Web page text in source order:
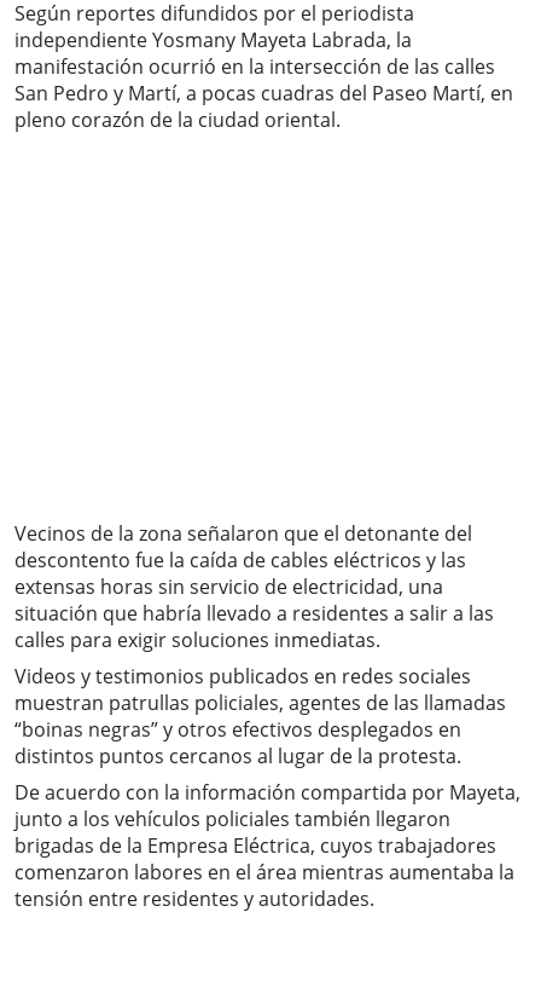
Según reportes difundidos por el periodista
independiente Yosmany Mayeta Labrada, la
manifestación ocurrió en la intersección de las calles
San Pedro y Martí, a pocas cuadras del Paseo Martí, en
pleno corazón de la ciudad oriental.
Vecinos de la zona señalaron que el detonante del
descontento fue la caída de cables eléctricos y las
extensas horas sin servicio de electricidad, una
situación que habría llevado a residentes a salir a las
calles para exigir soluciones inmediatas.
Videos y testimonios publicados en redes sociales
muestran patrullas policiales, agentes de las llamadas
“boinas negras” y otros efectivos desplegados en
distintos puntos cercanos al lugar de la protesta.
De acuerdo con la información compartida por Mayeta,
junto a los vehículos policiales también llegaron
brigadas de la Empresa Eléctrica, cuyos trabajadores
comenzaron labores en el área mientras aumentaba la
tensión entre residentes y autoridades.